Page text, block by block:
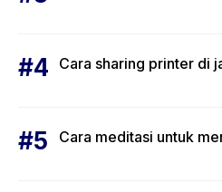
Cara sharing printer di
Cara meditasi untuk